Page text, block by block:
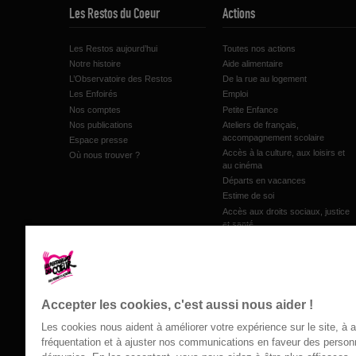
Les Restos du Coeur
Les Restos aujourd’hui
Notre histoire
L’Observatoire des Restos
Les Enfoirés
Nos comptes
Nos publications
Espace presse
Où nous trouver ?
Actions
Toutes nos actions
Aide alimentaire
De la rue au logement
Emploi
Petite Enfance
Ateliers de français,
accompagnement scolaire
Accès à la culture, aux loisirs et
au cinéma
Départs en vacances
Estime de soi
Accès aux droits sociaux, justice
et santé
Accepter les cookies, c'est aussi nous aider !
Les cookies nous aident à améliorer votre expérience sur le site, à
fréquentation et à ajuster nos communications en faveur des